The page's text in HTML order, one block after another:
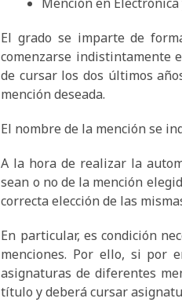
El grado se imparte de
comenzarse indistintamente
de cursar los dos últimos
mención deseada.
El nombre de la mención se
A la hora de realizar la
sean o no de la mención
correcta elección de las
En particular, es condición
menciones. Por ello, si por
asignaturas de diferentes
título y deberá cursar